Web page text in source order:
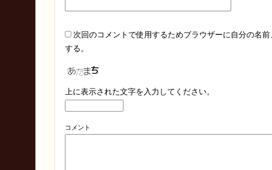
次回のコメントで使用するためブラウザーに自分の名
する。
上に表示された文字を入力してください。
コメント